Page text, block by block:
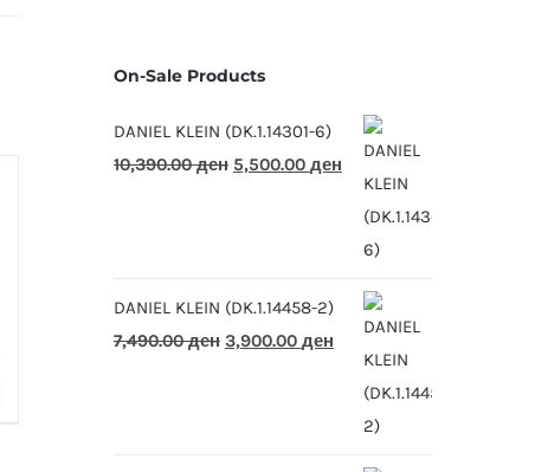
On-Sale Products
DANIEL KLEIN (DK.1.14301-6)
10,390.00ден Original
5,500.00 денCurrent
price
5,500.00 ден.
DANIEL KLEIN (DK.1.14458-2)
7,490.00ден Original
3,900.00 денCurrent
price
3,900.00 ден.